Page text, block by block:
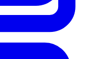
prêteurs